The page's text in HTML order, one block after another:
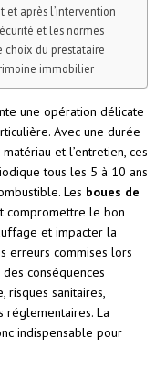
et après l’intervention
et les normes
choix du prestataire
immobilier
une opération délicate
Avec une durée
et l’entretien, ces
tous les 5 à 10 ans
Les boues de
compromettre le bon
et impacter la
erreurs commises lors
conséquences
sanitaires,
réglementaires. La
indispensable pour